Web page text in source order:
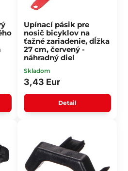
Upínací pásik pre
nosič bicyklov na
ťažné zariadenie, dĺžka
27 cm, červený -
náhradný diel
Skladom
3,43 Eur
Detail